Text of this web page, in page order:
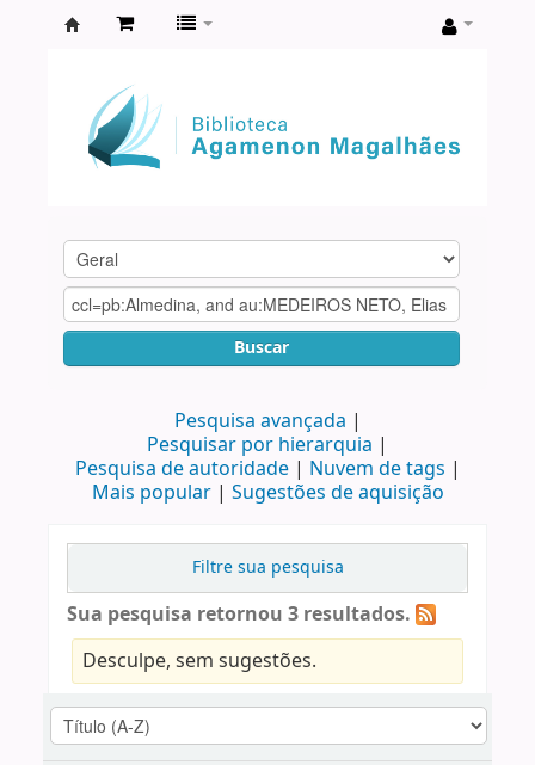
Agamenon
Magalhães
Buscar
Pesquisa avançada
Pesquisar por hierarquia
Pesquisa de autoridade
Nuvem de tags
Mais popular
Sugestões de aquisição
Filtre sua pesquisa
Sua pesquisa retornou 3 resultados.
Desculpe, sem sugestões.